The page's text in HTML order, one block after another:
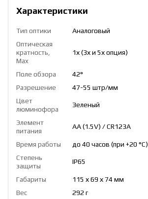
Характеристики
Тип оптики
Аналоговый
Оптическая
кратность,
Max
1х (3х и 5х опция)
Поле обзора
42°
Разрешение
47-55 штр/мм
Цвет
люминофора
Зеленый
Элемент
питания
AA (1.5V) / CR123A
Время работы
до 40 часов (при +20 °C)
Степень
защиты
IP65
Габариты
115 х 69 х 74 мм
Вес
292 г